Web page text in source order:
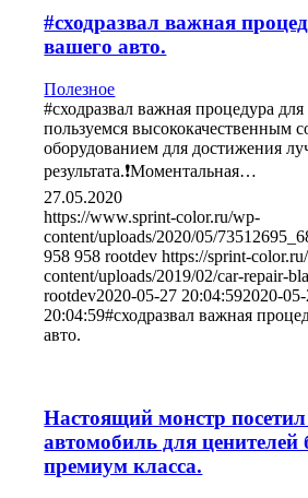
#сходразвал важная
вашего авто.
Полезное
#сходразвал важная процедура
пользуемся высококачественным
оборудованием для достижения
результата.❗️Моментальная…
27.05.2020
https://www.sprint-color.ru/wp-
content/uploads/2020/05/
958 958 rootdev https://sprint-
content/uploads/2019/02/car-repair-
rootdev2020-05-27 20:04:592020-
20:04:59#сходразвал важная
авто.
Настоящий монстр
автомобиль для ценителей
премиум класса.